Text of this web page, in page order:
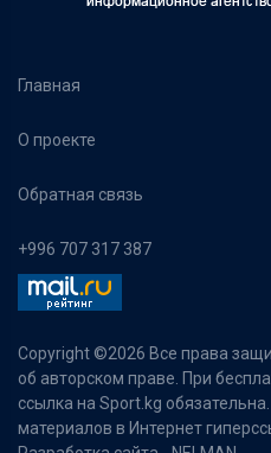
Главная
О проекте
Обратная связь
+996 707 317 387
Copyright ©2026 Все права
об авторском праве. При
ссылка на Sport.kg
материалов в Интернет